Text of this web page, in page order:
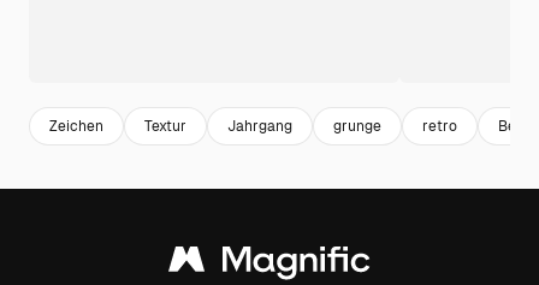
Zeichen Textur Jahrgang grunge retro